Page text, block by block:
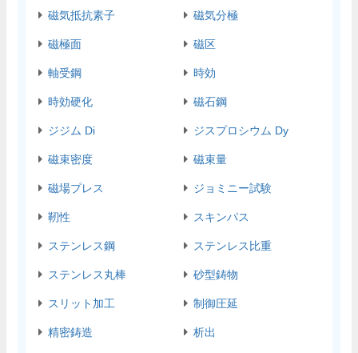
磁気抵抗素子 磁気分極
磁極面 磁区
軸受鋼 時効
時効硬化 磁石鋼
ジジム Di ジスプロシウム Dy
磁束密度 磁束量
磁場プレス ジョミニー試験
靭性 スキンパス
ステンレス鋼 ステンレス比重
ステンレス丸棒 砂型鋳物
スリット加工 制御圧延
精密鋳造 析出